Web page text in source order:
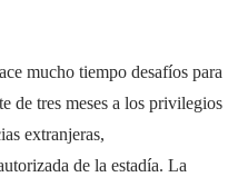
mucho tiempo desafíos para
de tres meses a los privilegios
extranjeras,
de la estadía. La